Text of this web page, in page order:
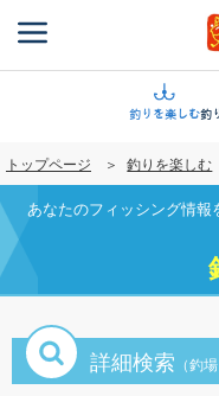
ン
に
移
動
釣りを楽しむ釣
トップページ 釣りを楽しむ
あなたのフィッシング情報
詳細検索 （釣